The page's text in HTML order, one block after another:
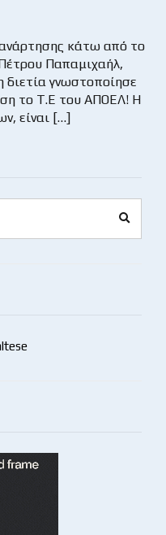
κάτω από το
Παπαμιχαήλ,
διετία γνωστοποίησε
το Τ.Ε του ΑΠΟΕΛ! Η
είναι […]